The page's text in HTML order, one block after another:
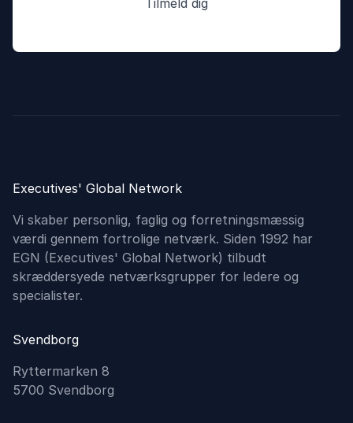
Executives' Global Network
Vi skaber personlig, faglig og forretningsmæssig
værdi gennem fortrolige netværk. Siden 1992 har
EGN (Executives'​ Global Network) tilbudt
skræddersyede netværksgrupper for ledere og
specialister.
Svendborg
Ryttermarken 8
5700 Svendborg